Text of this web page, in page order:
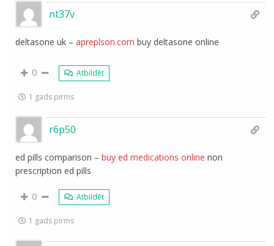
nt37v
deltasone uk –apreplson.com buy deltasone online
0 Atbildēt
1 gads pirms
r6p50
ed pills comparison –buy ed medications online non
prescription ed pills
0 Atbildēt
1 gads pirms